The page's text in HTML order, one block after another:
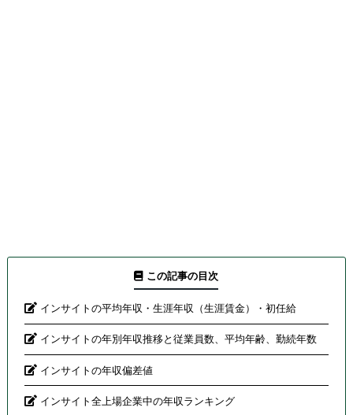
この記事の目次
インサイトの平均年収・生涯年収（生涯賃金）・初任給
インサイトの年別年収推移と従業員数、平均年齢、勤続年数
インサイトの年収偏差値
インサイト全上場企業中の年収ランキング